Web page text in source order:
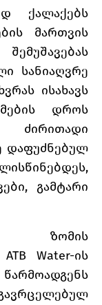
ქალაქებს
მართვის
სანიაღვრე
ისახავს
დროს
ძირითადი
დაფუძნებულ
გამტარი
ზომის
Water-ის